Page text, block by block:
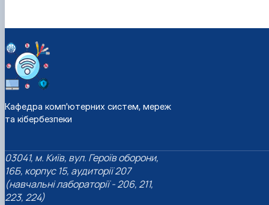
Кафедра комп'ютерних систем, мереж
та кібербезпеки
03041, м. Київ, вул. Героїв оборони,
16Б, корпус 15, аудиторії 207
(навчальні лабораторії - 206, 211,
223, 224)